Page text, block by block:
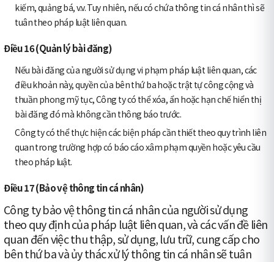
kiếm, quảng bá, v.v. Tuy nhiên, nếu có chứa thông tin cá nhân thì sẽ
tuân theo pháp luật liên quan.
Điều 16 (Quản lý bài đăng)
Nếu bài đăng của người sử dụng vi phạm pháp luật liên quan, các
điều khoản này, quyền của bên thứ ba hoặc trật tự công cộng và
thuần phong mỹ tục, Công ty có thể xóa, ẩn hoặc hạn chế hiển thị
bài đăng đó mà không cần thông báo trước.
Công ty có thể thực hiện các biện pháp cần thiết theo quy trình liên
quan trong trường hợp có báo cáo xâm phạm quyền hoặc yêu cầu
theo pháp luật.
Điều 17 (Bảo vệ thông tin cá nhân)
Công ty bảo vệ thông tin cá nhân của người sử dụng
theo quy định của pháp luật liên quan, và các vấn đề liên
quan đến việc thu thập, sử dụng, lưu trữ, cung cấp cho
bên thứ ba và ủy thác xử lý thông tin cá nhân sẽ tuân